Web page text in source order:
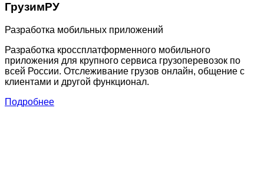
ГрузимРУ
Разработка мобильных приложений
Разработка кроссплатформенного мобильного
приложения для крупного сервиса грузоперевозок по
всей России. Отслеживание грузов онлайн, общение с
клиентами и другой функционал.
Подробнее